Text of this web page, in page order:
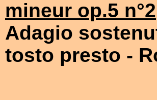
mineur op.5 n°2
Adagio
tosto presto -